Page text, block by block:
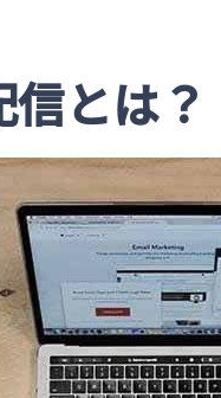
とは？